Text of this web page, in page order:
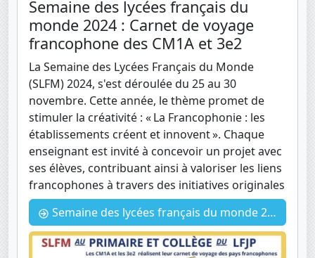
Semaine des lycées français du
monde 2024 : Carnet de voyage
francophone des CM1A et 3e2
La Semaine des Lycées Français du Monde
(SLFM) 2024, s'est déroulée du 25 au 30
novembre. Cette année, le thème promet de
stimuler la créativité : « La Francophonie : les
établissements créent et innovent ». Chaque
enseignant est invité à concevoir un projet avec
ses élèves, contribuant ainsi à valoriser les liens
francophones à travers des initiatives originales
Semaine des lycées français du monde 2024 : Carnet de voyage francophone des CM1A et 3e2